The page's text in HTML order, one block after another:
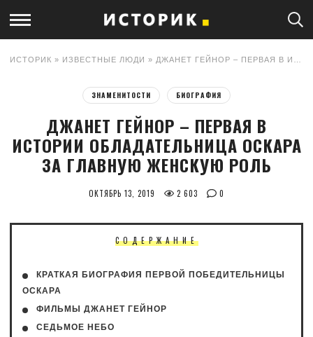
ИСТОРИК » ИЗВЕСТНЫЕ ЛЮДИ » ДЖАНЕТ ГЕЙНОР – ПЕРВАЯ В ИСТОРИИ ОБЛАДАТЕЛЬНИЦА ОСКАРА ЗА ГЛАВНУЮ ЖЕНСКУЮ РОЛЬ
ЗНАМЕНИТОСТИ БИОГРАФИЯ
ДЖАНЕТ ГЕЙНОР – ПЕРВАЯ В
ИСТОРИИ ОБЛАДАТЕЛЬНИЦА ОСКАРА
ЗА ГЛАВНУЮ ЖЕНСКУЮ РОЛЬ
ОКТЯБРЬ 13, 2019 2 603 0
СОДЕРЖАНИЕ
КРАТКАЯ БИОГРАФИЯ ПЕРВОЙ ПОБЕДИТЕЛЬНИЦЫ
ОСКАРА
ФИЛЬМЫ ДЖАНЕТ ГЕЙНОР
СЕДЬМОЕ НЕБО